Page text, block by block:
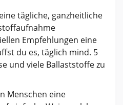
tägliche, ganzheitliche
Empfehlungen eine
du es, täglich mind. 5
und viele Ballaststoffe zu
Menschen eine